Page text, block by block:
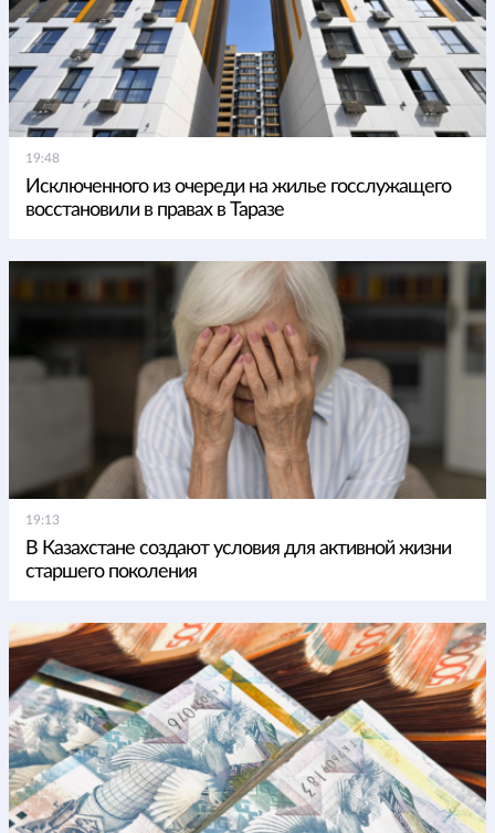
19:48
Исключенного из очереди на жилье госслужащего
восстановили в правах в Таразе
19:13
В Казахстане создают условия для активной жизни
старшего поколения